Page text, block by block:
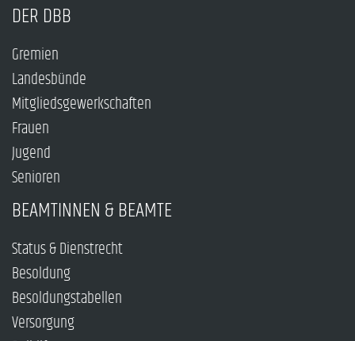
DER DBB
Gremien
Landesbünde
Mitgliedsgewerkschaften
Frauen
Jugend
Senioren
BEAMTINNEN & BEAMTE
Status & Dienstrecht
Besoldung
Besoldungstabellen
Versorgung